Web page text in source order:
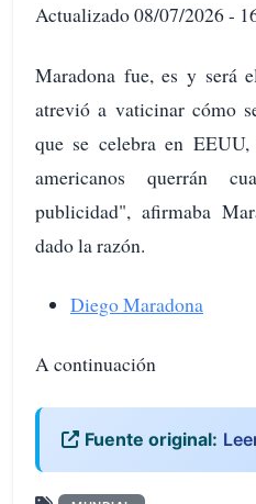
Actualizado 08/07/2026 -
Maradona fue, es y será
atrevió a vaticinar cómo
que se celebra en
americanos querrán
publicidad", afirmaba
dado la razón.
Diego Maradona
A continuación
Fuente original: